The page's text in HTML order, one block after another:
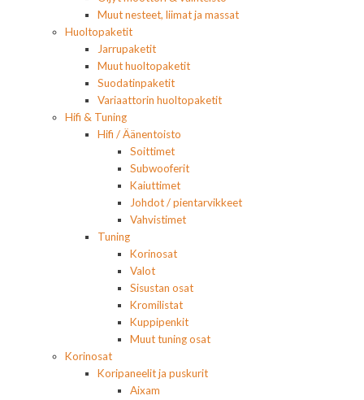
Muut nesteet, liimat ja massat
Huoltopaketit
Jarrupaketit
Muut huoltopaketit
Suodatinpaketit
Variaattorin huoltopaketit
Hifi & Tuning
Hifi / Äänentoisto
Soittimet
Subwooferit
Kaiuttimet
Johdot / pientarvikkeet
Vahvistimet
Tuning
Korinosat
Valot
Sisustan osat
Kromilistat
Kuppipenkit
Muut tuning osat
Korinosat
Koripaneelit ja puskurit
Aixam